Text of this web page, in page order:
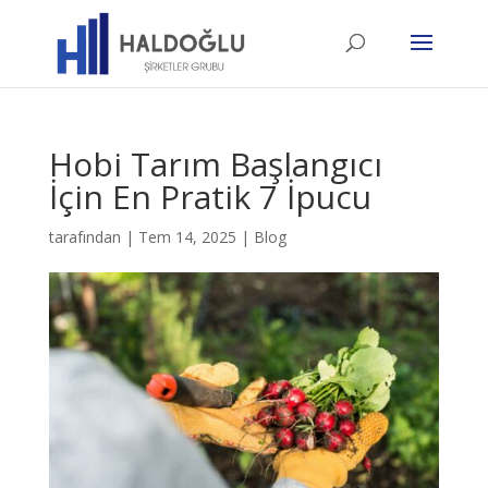
Hobi Tarım Başlangıcı
İçin En Pratik 7 İpucu
tarafından | Tem 14, 2025 | Blog